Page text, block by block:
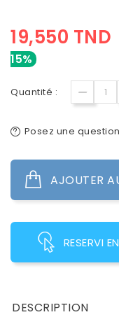
19,550 TND
15%
Quantité :
Posez une question
AJOUTER
RESERVI
DESCRIPTION